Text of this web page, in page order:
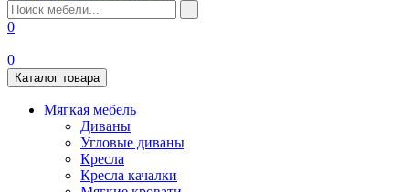
0
0
Каталог товара
Мягкая мебель
Диваны
Угловые диваны
Кресла
Кресла качалки